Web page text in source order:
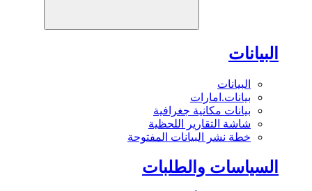
البيانات
البيانات
بيانات.امارات
بيانات مكانية جغرافية
شاشة التقارير اللحظية
خطة نشر البيانات المفتوحة
السياسات والطلبات